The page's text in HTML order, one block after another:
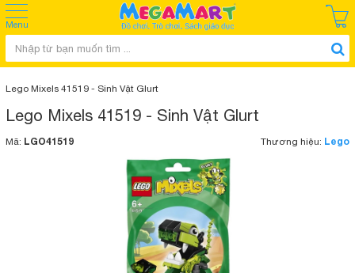
Menu
Lego Mixels 41519 - Sinh Vật Glurt
Lego Mixels 41519 - Sinh Vật Glurt
Mã: LGO41519 Thương hiệu: Lego